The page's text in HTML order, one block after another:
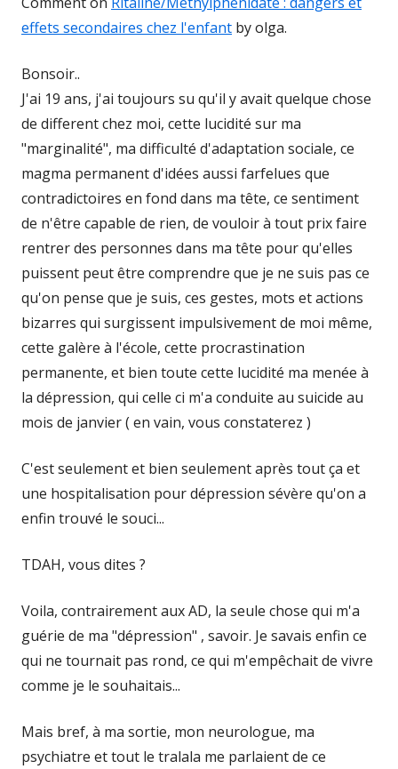
effets secondaires chez l'enfant by olga.
Bonsoir..
J'ai 19 ans, j'ai toujours su qu'il y avait quelque chose
de different chez moi, cette lucidité sur ma
"marginalité", ma difficulté d'adaptation sociale, ce
magma permanent d'idées aussi farfelues que
contradictoires en fond dans ma tête, ce sentiment
de n'être capable de rien, de vouloir à tout prix faire
rentrer des personnes dans ma tête pour qu'elles
puissent peut être comprendre que je ne suis pas ce
qu'on pense que je suis, ces gestes, mots et actions
bizarres qui surgissent impulsivement de moi même,
cette galère à l'école, cette procrastination
permanente, et bien toute cette lucidité ma menée à
la dépression, qui celle ci m'a conduite au suicide au
mois de janvier ( en vain, vous constaterez )
C'est seulement et bien seulement après tout ça et
une hospitalisation pour dépression sévère qu'on a
enfin trouvé le souci...
TDAH, vous dites ?
Voila, contrairement aux AD, la seule chose qui m'a
guérie de ma "dépression" , savoir. Je savais enfin ce
qui ne tournait pas rond, ce qui m'empêchait de vivre
comme je le souhaitais...
Mais bref, à ma sortie, mon neurologue, ma
psychiatre et tout le tralala me parlaient de ce